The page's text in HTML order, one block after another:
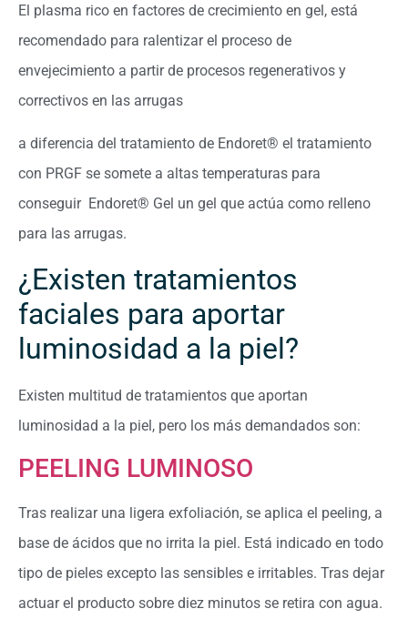
El plasma rico en factores de crecimiento en gel, está
recomendado para ralentizar el proceso de
envejecimiento a partir de procesos regenerativos y
correctivos en las arrugas
a diferencia del tratamiento de Endoret® el tratamiento
con PRGF se somete a altas temperaturas para
conseguir Endoret® Gel un gel que actúa como relleno
para las arrugas.
¿Existen tratamientos
faciales para aportar
luminosidad a la piel?
Existen multitud de tratamientos que aportan
luminosidad a la piel, pero los más demandados son:
PEELING LUMINOSO
Tras realizar una ligera exfoliación, se aplica el peeling, a
base de ácidos que no irrita la piel. Está indicado en todo
tipo de pieles excepto las sensibles e irritables. Tras dejar
actuar el producto sobre diez minutos se retira con agua.